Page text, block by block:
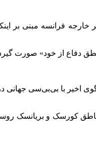
خارجه فرانسه مبنی
دفاع از خود» صورت
اخیر با بی‌بی‌سی جهانی
کورسک و بریانسک